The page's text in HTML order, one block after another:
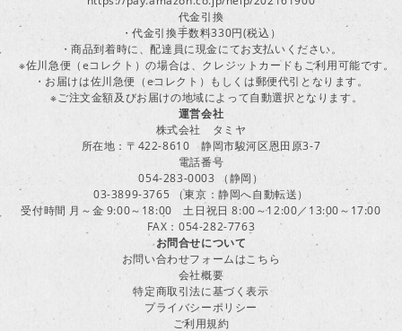
代金引換
・代金引換手数料330円(税込）
・商品到着時に、配達員に現金にてお支払いください。
※佐川急便（eコレクト）の場合は、クレジットカードもご利用可能です。
・お届けは佐川急便（eコレクト）もしくは郵便代引となります。
※ご注文金額及びお届けの地域によって自動選択となります。
運営会社
株式会社 タミヤ
所在地：〒422-8610 静岡市駿河区恩田原3-7
電話番号
054-283-0003 （静岡）
03-3899-3765 （東京：静岡へ自動転送）
受付時間 月～金 9:00～18:00 土日祝日 8:00～12:00／13:00～17:00
FAX：054-282-7763
お問合せについて
お問い合わせフォームはこちら
会社概要
特定商取引法に基づく表示
プライバシーポリシー
ご利用規約